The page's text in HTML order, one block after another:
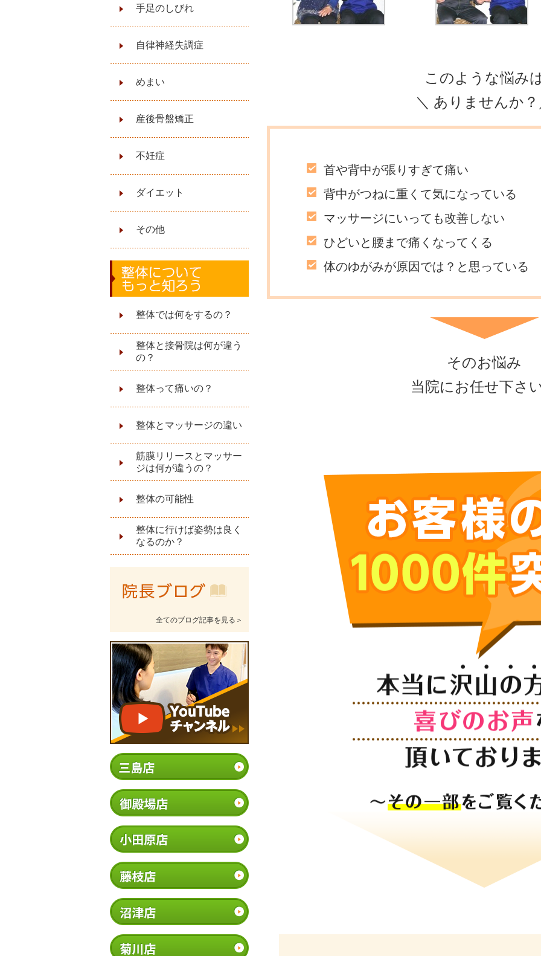
手足のしびれ
自律神経失調症
めまい
産後骨盤矯正
不妊症
ダイエット
その他
整体では何をするの？
整体と接⾻院は何が違う
の？
整体って痛いの？
整体とマッサージの違い
筋膜リリースとマッサー
ジは何が違うの？
整体の可能性
整体に行けば姿勢は良く
なるのか？
全てのブログ記事を見る＞
このような悩み
＼ ありませんか
首や背中が張りすぎて痛い
背中がつねに重くて気になっている
マッサージにいっても改善しない
ひどいと腰まで痛くなってくる
体のゆがみが原因では？と思っている
そのお悩み
当院にお任せ下さ